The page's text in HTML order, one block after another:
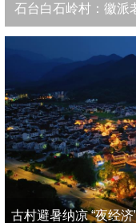
石台白石岭村：徽派
古村避暑纳凉 “夜经济